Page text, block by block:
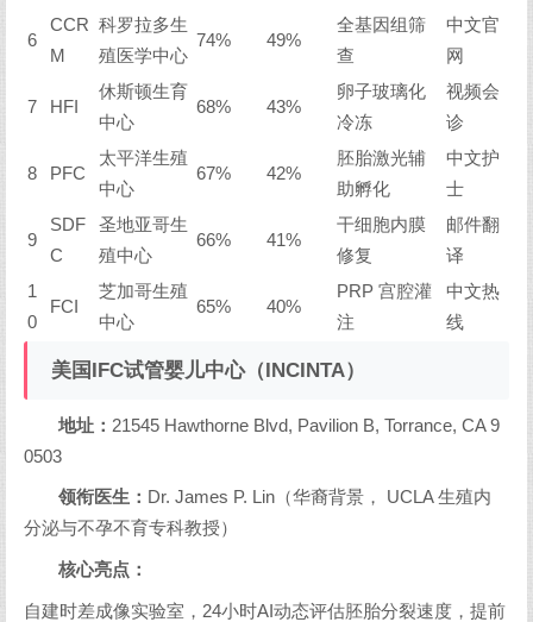
6
CCR
M
科罗拉多生
殖医学中心
74% 49%
全基因组筛
查
中文官
网
7 HFI
休斯顿生育
中心
68% 43%
卵子玻璃化
冷冻
视频会
诊
8 PFC
太平洋生殖
中心
67% 42%
胚胎激光辅
助孵化
中文护
士
9
SDF
C
圣地亚哥生
殖中心
66% 41%
干细胞内膜
修复
邮件翻
译
1
0
FCI
芝加哥生殖
中心
65% 40%
PRP 宫腔灌
注
中文热
线
美国IFC试管婴儿中心（INCINTA）
地址： 21545 Hawthorne Blvd, Pavilion B, Torrance, CA 9
0503
领衔医生： Dr. James P. Lin（华裔背景， UCLA 生殖内
分泌与不孕不育专科教授）
核心亮点：
自建时差成像实验室，24小时AI动态评估胚胎分裂速度，提前